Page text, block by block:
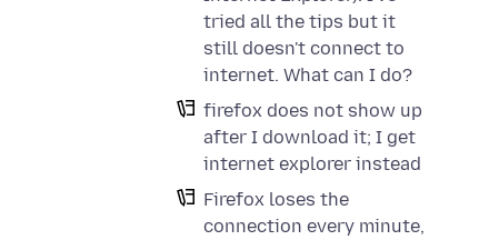
tried all the tips but it
still doesn't connect to
internet. What can I do?
firefox does not show up
after I download it; I get
internet explorer instead
Firefox loses the
connection every minute,